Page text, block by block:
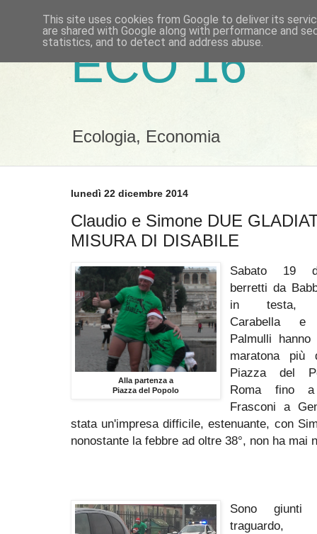
ECO 16
Ecologia, Economia
lunedì 22 dicembre 2014
Claudio e Simone DUE
MISURA DI DISABILE
Alla partenza a
Piazza del Popolo
Sabato 19
berretti da
in testa,
Carabella e
Palmulli
maratona più
Piazza del
Roma fino
Frasconi a
stata un'impresa difficile, estenuante, con
nonostante la febbre ad oltre 38°, non ha mai
Sono giunti
traguardo,
This site uses cookies from Google to deliver its
are shared with Google along with performance and
statistics, and to detect and address abuse.